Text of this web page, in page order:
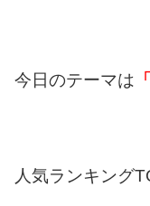
今日のテーマは
人気ランキング